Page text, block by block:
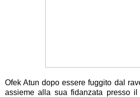
Ofek Atun dopo essere fuggito dal
assieme alla sua fidanzata presso il